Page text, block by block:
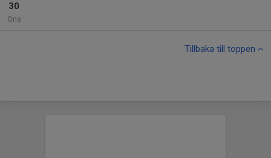
30
Ons
Tillbaka till toppen